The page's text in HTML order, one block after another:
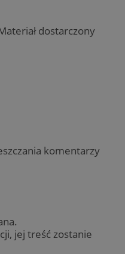
dostarczony
komentarzy
jej treść zostanie